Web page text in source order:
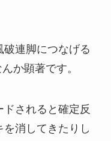
連脚につなげる
か顕著です。
されると確定反
消してきたりし